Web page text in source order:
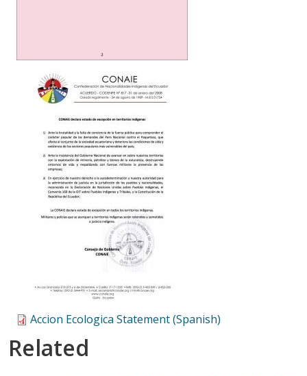
Accion Ecologica Statement (Spanish)
Related